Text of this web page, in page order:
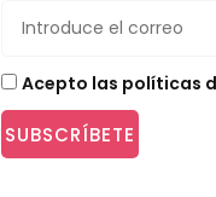
Acepto las políticas
SUBSCRÍBETE